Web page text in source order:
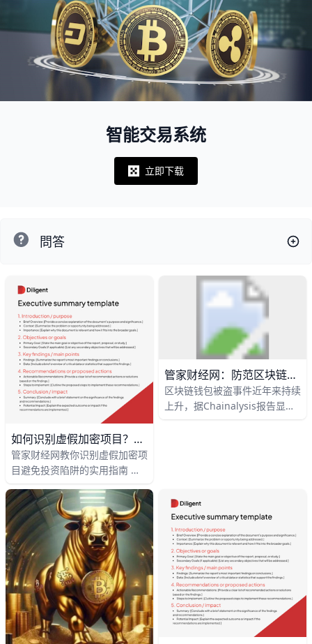
智能交易系统
Notifications
立即下载
問答
如何识别虚假加密项目？10个避坑技巧全解析
管家财经网教你识别虚假加密项
目避免投资陷阱的实用指南 在
持续上升，例如区块链安全机构
报告显示，2024年相关诈骗损
失超过40亿美元，这意味着每
天都有上千名投资者受骗。许多
用户在社交媒体或微信群中接触
到所谓“内部项目”，最终却发现
资金无法提现。对于普通投资者
来说，掌握基础识别方法，远比
盲目追逐热点更重要。
管家财经网：防范区块链钱包被盗的5大安全漏洞全解析
区块链钱包被盗事件近年来持续
上升，据Chainalysis报告显
资产被黑客轻易转走。了解常见
漏洞并提前防范，是保护数字资
产的第一步。